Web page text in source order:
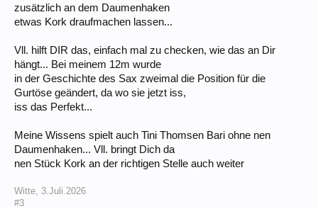
zusätzlich an dem Daumenhaken
etwas Kork draufmachen lassen...
Vll. hilft DIR das, einfach mal zu checken, wie das an Dir
hängt... Bei meinem 12m wurde
in der Geschichte des Sax zweimal die Position für die
Gurtöse geändert, da wo sie jetzt iss,
iss das Perfekt...
Meine Wissens spielt auch Tini Thomsen Bari ohne nen
Daumenhaken... Vll. bringt Dich da
nen Stück Kork an der richtigen Stelle auch weiter
Witte, 3.Juli.2026
#3